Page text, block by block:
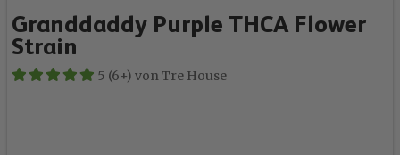
Granddaddy Purple THCA Flower
Strain
5 (6+) von Tre House